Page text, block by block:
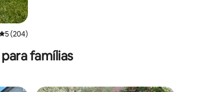
de uma avaliação média de 5, 204 avaliações
5 (204)
famílias